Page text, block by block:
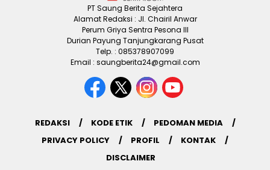
PT Saung Berita Sejahtera
Alamat Redaksi : Jl. Chairil Anwar
Perum Griya Sentra Pesona III
Durian Payung Tanjungkarang Pusat
Telp. : 085378907099
Email : saungberita24@gmail.com
REDAKSI KODE ETIK
PEDOMAN MEDIA
PRIVACY POLICY
PROFIL
KONTAK
DISCLAIMER